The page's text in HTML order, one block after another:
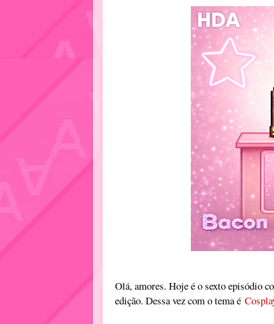
Olá, amores. Hoje é o sexto episódio
edição. Dessa vez com o tema é